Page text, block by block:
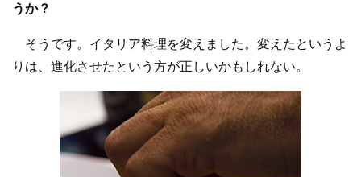
うか？
そうです。イタリア料理を変えました。変えたというよ
りは、進化させたという方が正しいかもしれない。